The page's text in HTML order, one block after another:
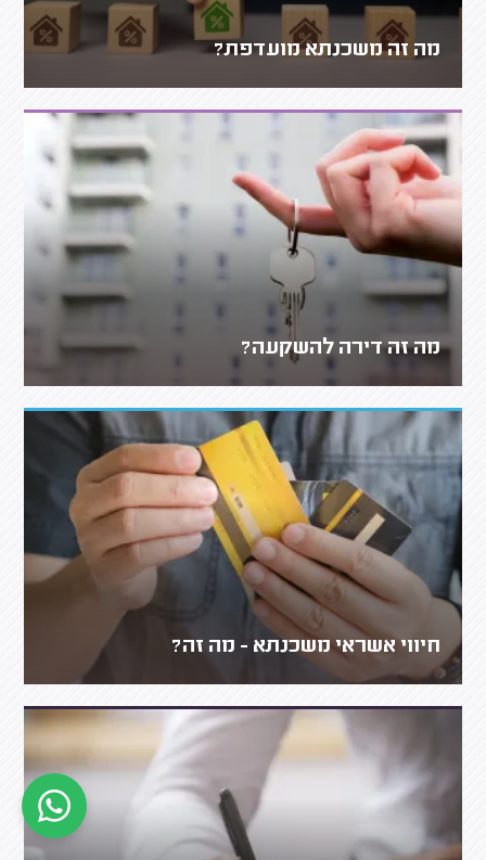
מה זה משכנתא מועדפת?
מה זה דירה להשקעה?
חיווי אשראי משכנתא - מה זה?